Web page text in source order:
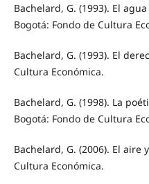
Bachelard, G. (1993). El
Bogotá: Fondo de Cultura
Bachelard, G. (1993). El
Cultura Económica.
Bachelard, G. (1998). La
Bogotá: Fondo de Cultura
Bachelard, G. (2006). El aire
Cultura Económica.